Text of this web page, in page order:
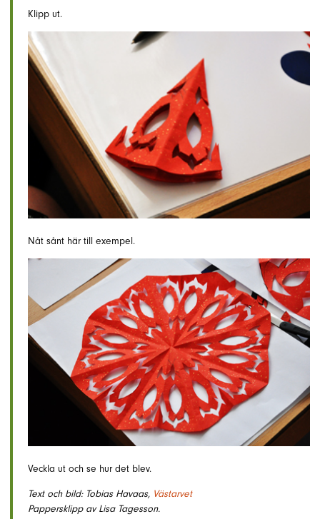
Klipp ut.
Nåt sånt här till exempel.
Veckla ut och se hur det blev.
Text och bild: Tobias Havaas, Västarvet
Pappersklipp av Lisa Tagesson.